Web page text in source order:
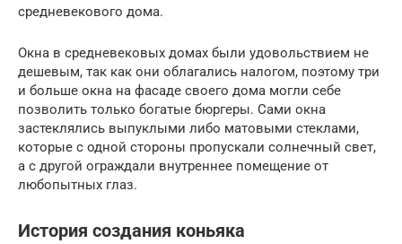
средневекового дома.
Окна в средневековых домах были удовольствием не
дешевым, так как они облагались налогом, поэтому три
и больше окна на фасаде своего дома могли себе
позволить только богатые бюргеры. Сами окна
застеклялись выпуклыми либо матовыми стеклами,
которые с одной стороны пропускали солнечный свет,
а с другой ограждали внутреннее помещение от
любопытных глаз.
История создания коньяка